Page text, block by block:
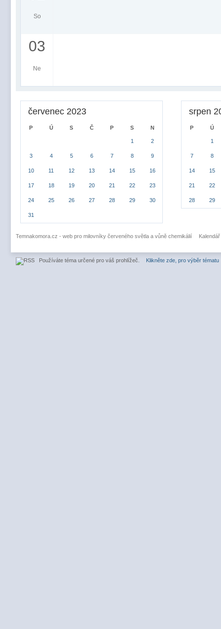
So
03
Ne
červenec 2023
P Ú S Č P S N
1 2
3 4 5 6 7 8 9
10 11 12 13 14 15 16
17 18 19 20 21 22 23
24 25 26 27 28 29 30
31
srpen
P Ú
1
7 8
14 15
21 22
28 29
Temnakomora.cz - web pro milovníky červeného světla a vůně chemikálií Kalendář
Používáte téma určené pro váš prohlížeč. Klikněte zde, pro výběr tématu